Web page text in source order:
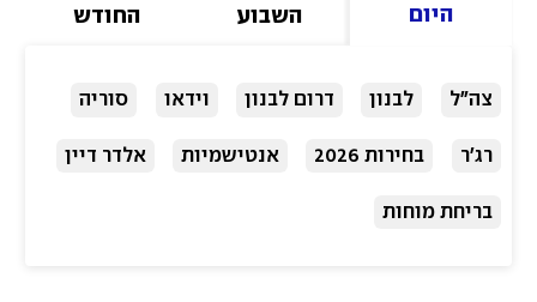
היום השבוע החודש
צה"ל לבנון דרום לבנון וידאו סוריה
רג'ר בחירות 2026 אנטישמיות אלדר דיין
בריחת מוחות